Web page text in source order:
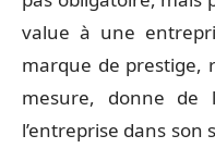
value à une
marque de prestige,
mesure, donne de
l’entreprise dans